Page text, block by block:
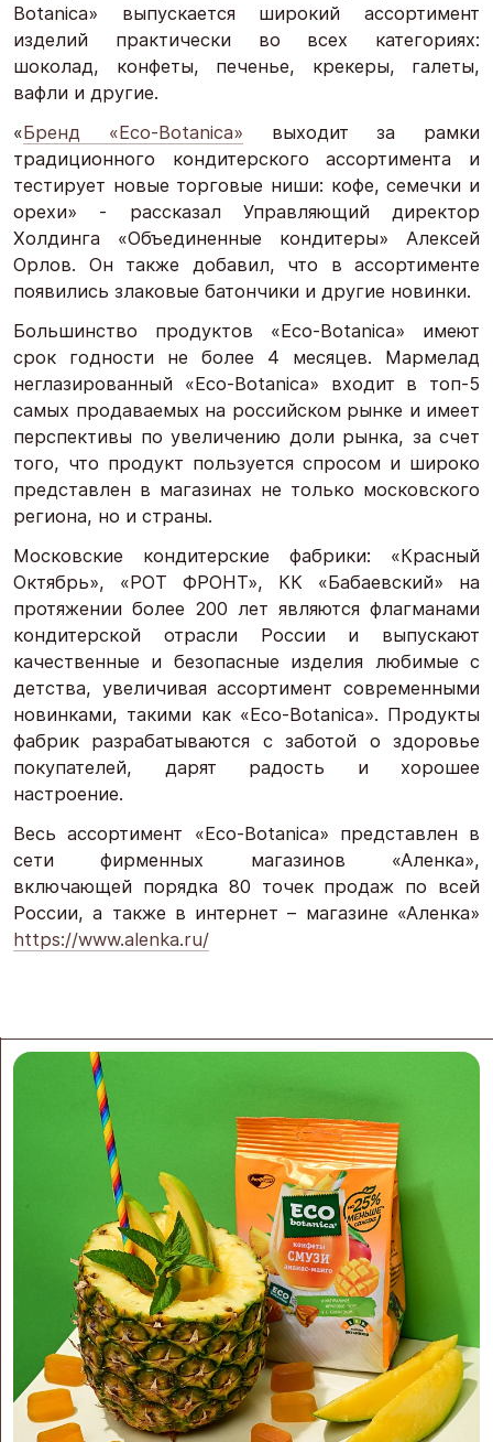
Botanica» выпускается широкий ассортимент
изделий практически во всех категориях:
шоколад, конфеты, печенье, крекеры, галеты,
вафли и другие.
«Бренд «Eco-Botanica» выходит за рамки
традиционного кондитерского ассортимента и
тестирует новые торговые ниши: кофе, семечки и
орехи» - рассказал Управляющий директор
Холдинга «Объединенные кондитеры» Алексей
Орлов. Он также добавил, что в ассортименте
появились злаковые батончики и другие новинки.
Большинство продуктов «Eco-Botanica» имеют
срок годности не более 4 месяцев. Мармелад
неглазированный «Eco-Botanica» входит в топ-5
самых продаваемых на российском рынке и имеет
перспективы по увеличению доли рынка, за счет
того, что продукт пользуется спросом и широко
представлен в магазинах не только московского
региона, но и страны.
Московские кондитерские фабрики: «Красный
Октябрь», «РОТ ФРОНТ», КК «Бабаевский» на
протяжении более 200 лет являются флагманами
кондитерской отрасли России и выпускают
качественные и безопасные изделия любимые с
детства, увеличивая ассортимент современными
новинками, такими как «Eco-Botanica». Продукты
фабрик разрабатываются с заботой о здоровье
покупателей, дарят радость и хорошее
настроение.
Весь ассортимент «Eco-Botanica» представлен в
сети фирменных магазинов «Аленка»,
включающей порядка 80 точек продаж по всей
России, а также в интернет – магазине «Аленка»
https://www.alenka.ru/